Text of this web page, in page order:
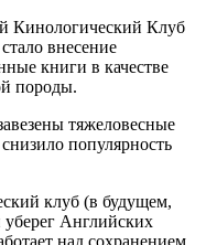
Кинологический Клуб
внесение
книги в качестве
породы.
тяжеловесные
популярность
клуб (в будущем,
Английских
над сохранением